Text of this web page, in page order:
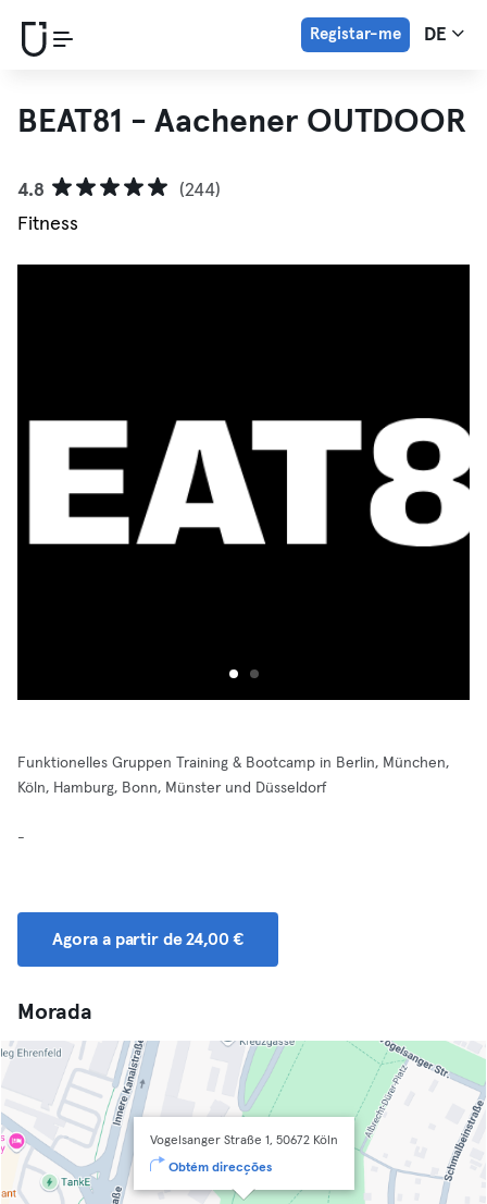
Registar-me DE
BEAT81 - Aachener OUTDOOR
4.8
(244)
Fitness
Funktionelles Gruppen Training & Bootcamp in Berlin, München,
Köln, Hamburg, Bonn, Münster und Düsseldorf
-
Agora a partir de 24,00 €
Morada
Vogelsanger Straße 1, 50672 Köln
Obtém direcções